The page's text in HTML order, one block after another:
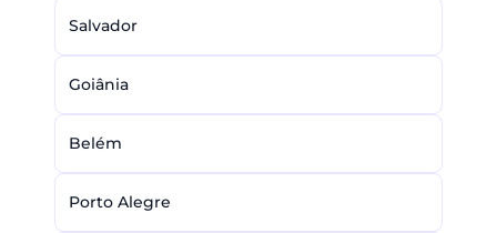
Salvador
Goiânia
Belém
Porto Alegre